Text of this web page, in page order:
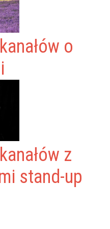
o
z
stand-up